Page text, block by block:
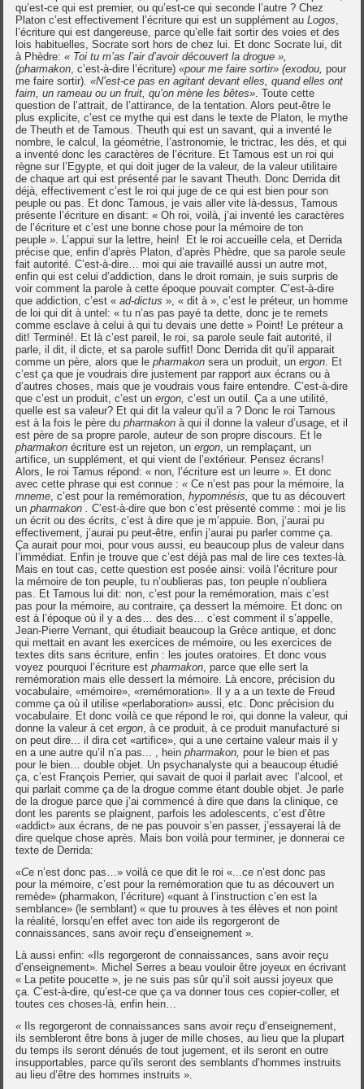
qu’est-ce qui est premier, ou qu’est-ce qui seconde l’autre ? Chez
Platon c’est effectivement l’écriture qui est un supplément auLogos
l’écriture qui est dangereuse, parce qu’elle fait sortir des voies et des
lois habituelles, Socrate sort hors de chez lui. Et donc Socrate lui, dit
à Phèdre:« Toi tu m’as l’air d’avoir découvert la drogue »,
(pharmakon , c’est-à-dire l’écriture) «pour me faire sortir» (exodou,pour
me faire sortir) . «N’est-ce pas en agitant devant elles, quand elles ont
faim, un rameau ou un fruit, qu’on mène les bêtes» . Toute cette
question de l’attrait, de l’attirance, de la tentation. Alors peut-être le
plus explicite, c’est ce mythe qui est dans le texte de Platon, le mythe
de Theuth et de Tamous. Theuth qui est un savant, qui a inventé le
nombre, le calcul, la géométrie, l’astronomie, le trictrac, les dés, et qui
a inventé donc les caractères de l’écriture. Et Tamous est un roi qui
règne sur l’Egypte, et qui doit juger de la valeur, de la valeur utilitaire
de chaque art qui est présenté par le savant Theuth. Donc Derrida dit
déjà, effectivement c’est le roi qui juge de ce qui est bien pour son
peuple ou pas. Et donc Tamous, je vais aller vite là-dessus, Tamous
présente l’écriture en disant: « Oh roi, voilà, j’ai inventé les caractères
de l’écriture et c’est une bonne chose pour la mémoire de ton
peuple» . L’appui sur la lettre, hein! Et le roi accueille cela, et Derrida
précise que, enfin d’après Platon, d’après Phèdre, que sa parole seule
fait autorité. C’est-à-dire… moi qui aie travaillé aussi un autre mot,
enfin qui est celui d’addiction, dans le droit romain, je suis surpris de
voir comment la parole à cette époque pouvait compter. C’est-à-dire
que addiction, c’est «ad-dictus », « dit à », c’est le préteur, un homme
de loi qui dit à untel: « tu n’as pas payé ta dette, donc je te remets
comme esclave à celui à qui tu devais une dette » Point! Le préteur a
dit! Terminé!. Et là c’est pareil, le roi, sa parole seule fait autorité, il
parle, il dit, il dicte, et sa parole suffit! Donc Derrida dit qu’il apparait
comme un père, alors que lepharmakon sera un produit, unergon . Et
c’est ça que je voudrais dire justement par rapport aux écrans ou à
d’autres choses, mais que je voudrais vous faire entendre. C’est-à-dire
que c’est un produit, c’est unergon, c’est un outil. Ça a une utilité,
quelle est sa valeur? Et qui dit la valeur qu’il a ? Donc le roi Tamous
est à la fois le père dupharmakon à qui il donne la valeur d’usage, et il
est père de sa propre parole, auteur de son propre discours. Et le
pharmakon écriture est un rejeton, unergon , un remplaçant, un
artifice, un supplément, et qui vient de l’extérieur. Pensez écrans!
Alors, le roi Tamus répond: « non, l’écriture est un leurre ». Et donc
avec cette phrase qui est connue :«Ce n’est pas pour la mémoire, la
mneme , c’est pour la remémoration,hypomnésis,que tu as découvert
un pharmakon .C’est-à-dire que bon c’est présenté comme : moi je lis
un écrit ou des écrits, c’est à dire que je m’appuie. Bon, j‘aurai pu
effectivement, j’aurai pu peut-être, enfin j’aurai pu parler comme ça.
Ça aurait pour moi, pour vous aussi, eu beaucoup plus de valeur dans
l’immédiat. Enfin je trouve que c’est déjà pas mal de lire ces textes-là.
Mais en tout cas, cette question est posée ainsi: voilà l’écriture pour
la mémoire de ton peuple, tu n’oublieras pas, ton peuple n’oubliera
pas. Et Tamous lui dit: non, c’est pour la remémoration, mais c’est
pas pour la mémoire, au contraire, ça dessert la mémoire. Et donc on
est à l’époque où il y a des… des des… c’est comment il s’appelle,
Jean-Pierre Vernant, qui étudiait beaucoup la Grèce antique, et donc
qui mettait en avant les exercices de mémoire, ou les exercices de
textes dits sans écriture, enfin : les joutes oratoires. Et donc vous
voyez pourquoi l’écriture estpharmakon , parce que elle sert la
remémoration mais elle dessert la mémoire. Là encore, précision du
vocabulaire, «mémoire», «remémoration». Il y a a un texte de Freud
comme ça où il utilise «perlaboration» aussi, etc. Donc précision du
vocabulaire. Et donc voilà ce que répond le roi, qui donne la valeur, qui
donne la valeur à cetergon , à ce produit, à ce produit manufacturé si
on peut dire... il dira cet «artifice», qui a une certaine valeur mais il y
en a une autre qu’il n’a pas... , heinpharmakon, pour le bien et pas
pour le bien… double objet. Un psychanalyste qui a beaucoup étudié
ça, c’est François Perrier, qui savait de quoi il parlait avec l’alcool, et
qui parlait comme ça de la drogue comme étant double objet. Je parle
de la drogue parce que j’ai commencé à dire que dans la clinique, ce
dont les parents se plaignent, parfois les adolescents, c’est d’être
«addict» aux écrans, de ne pas pouvoir s’en passer, j’essayerai là de
dire quelque chose après. Mais bon voilà pour terminer, je donnerai ce
texte de Derrida:
«Ce n’est donc pas…» voilà ce que dit le roi «...ce n’est donc pas
pour la mémoire, c’est pour la remémoration que tu as découvert un
remède» (pharmakon, l’écriture) «quant à l’instruction c’en est la
semblance» (le semblant) « que tu prouves à tes élèves et non point
la réalité, lorsqu’en effet avec ton aide ils regorgeront de
connaissances, sans avoir reçu d’enseignement »
Là aussi enfin: «Ils regorgeront de connaissances, sans avoir reçu
d’enseignement»
Michel Serres a beau vouloir être joyeux en écrivant
« La petite poucette », je ne suis pas sûr qu’il soit aussi joyeux que
ça. C’est-à-dire, qu’est-ce que ça va donner tous ces copier-coller, et
toutes ces choses-là, enfin hein…
«
Ils regorgeront de connaissances sans avoir reçu d’enseignement,
ils sembleront être bons à juger de mille choses, au lieu que la plupart
du temps ils seront dénués de tout jugement, et ils seront en outre
insupportables, parce qu’ils seront des semblants d’hommes instruits
au lieu d’être des hommes instruits ».